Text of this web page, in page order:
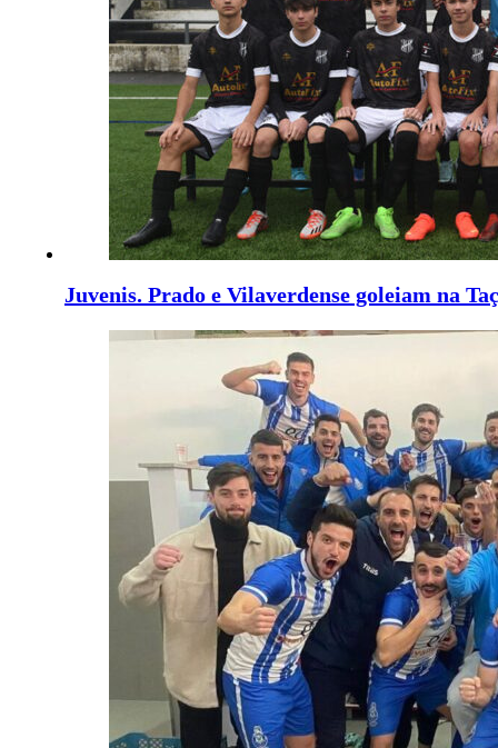
Juvenis. Prado e Vilaverdense goleiam na